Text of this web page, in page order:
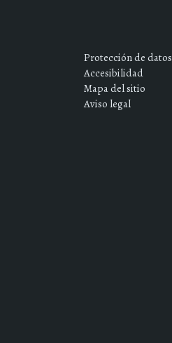
Protección de datos
Accesibilidad
Mapa del sitio
Aviso legal